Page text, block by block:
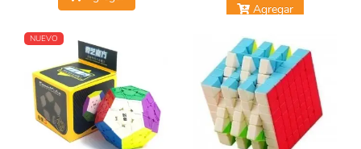
Agregar
NUEVO